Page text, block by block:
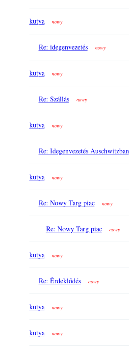
kutya nowy
Re: idegenvezetés nowy
kutya nowy
Re: Szállás nowy
kutya nowy
Re: Idegenvezetés Auschwitzban
kutya nowy
Re: Nowy Targ piac nowy
Re: Nowy Targ piac nowy
kutya nowy
Re: Érdeklődés nowy
kutya nowy
kutya nowy